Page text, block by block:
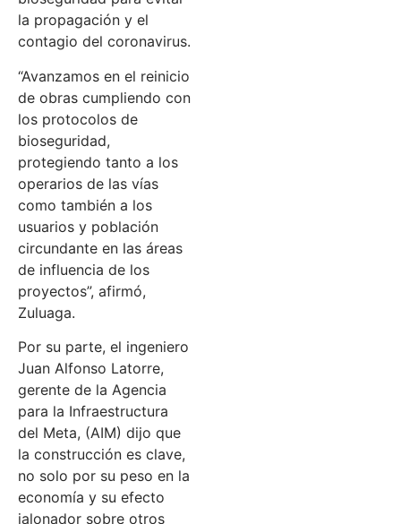
la propagación y el
contagio del coronavirus.
“Avanzamos en el reinicio
de obras cumpliendo con
los protocolos de
bioseguridad,
protegiendo tanto a los
operarios de las vías
como también a los
usuarios y población
circundante en las áreas
de influencia de los
proyectos”, afirmó,
Zuluaga.
Por su parte, el ingeniero
Juan Alfonso Latorre,
gerente de la Agencia
para la Infraestructura
del Meta, (AIM) dijo que
la construcción es clave,
no solo por su peso en la
economía y su efecto
jalonador sobre otros